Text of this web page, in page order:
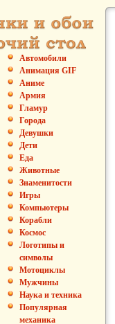
Автомобили
Анимация GIF
Аниме
Армия
Гламур
Города
Девушки
Дети
Еда
Животные
Знаменитости
Игры
Компьютеры
Корабли
Космос
Логотипы и
символы
Мотоциклы
Мужчины
Наука и техника
Популярная
механика